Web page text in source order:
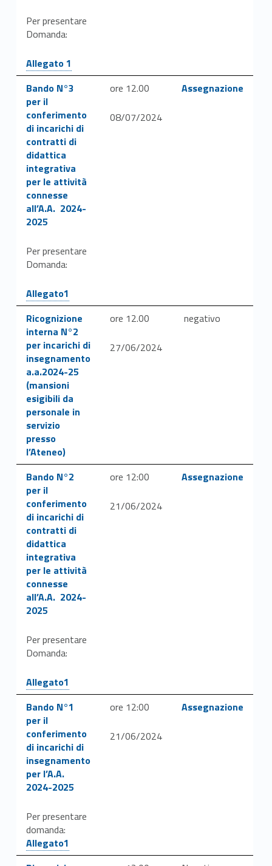
Per presentare
Domanda:
Link identifier #identifier__148601-39
Allegato 1
Link identifier #identifier__63409-41
Bando N°3
per il
conferimento
di incarichi di
contratti di
didattica
integrativa
per le attività
connesse
all’A.A. 2024-
2025
Per presentare
Domanda:
Link identifier #identifier__120142-42
Allegato1
ore 12.00
08/07/2024
Link identifier #identifier__180502-43
Assegnazione
Link identifier #identifier__122601-44
Ricognizione
interna N°2
per incarichi di
insegnamento
a.a.2024-25
(mansioni
esigibili da
personale in
servizio
presso
l’Ateneo)
ore 12.00
27/06/2024
negativo
Link identifier #identifier__142638-45
Bando N°2
per il
conferimento
di incarichi di
contratti di
didattica
integrativa
per le attività
connesse
all’A.A. 2024-
2025
Per presentare
Domanda:
Link identifier #identifier__131709-46
Allegato1
ore 12:00
21/06/2024
Link identifier #identifier__58336-47
Assegnazione
Link identifier #identifier__70995-48
Bando N°1
per il
conferimento
di incarichi di
insegnamento
per l’A.A.
2024-2025
Per presentare
domanda:Link identifier #identifier__123911-49
Allegato1
ore 12:00
21/06/2024
Link identifier #identifier__19822-50
Assegnazione
Link identifier #identifier__34218-51